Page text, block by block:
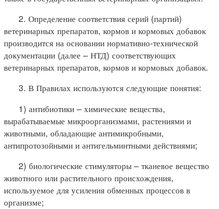
2. Определение соответствия серий (партий)
ветеринарных препаратов, кормов и кормовых добавок
производится на основании нормативно-технической
документации (далее – НТД) соответствующих
ветеринарных препаратов, кормов и кормовых добавок.
3. В Правилах используются следующие понятия:
1) антибиотики – химические вещества,
вырабатываемые микроорганизмами, растениями и
животными, обладающие антимикробными,
антипротозойными и антигельминтными действиями;
2) биологические стимуляторы – тканевое вещество
животного или растительного происхождения,
используемое для усиления обменных процессов в
организме;